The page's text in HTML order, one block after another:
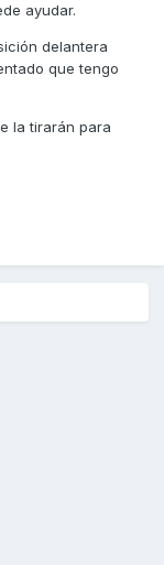
ayudar.
delantera
que tengo
la tirarán para